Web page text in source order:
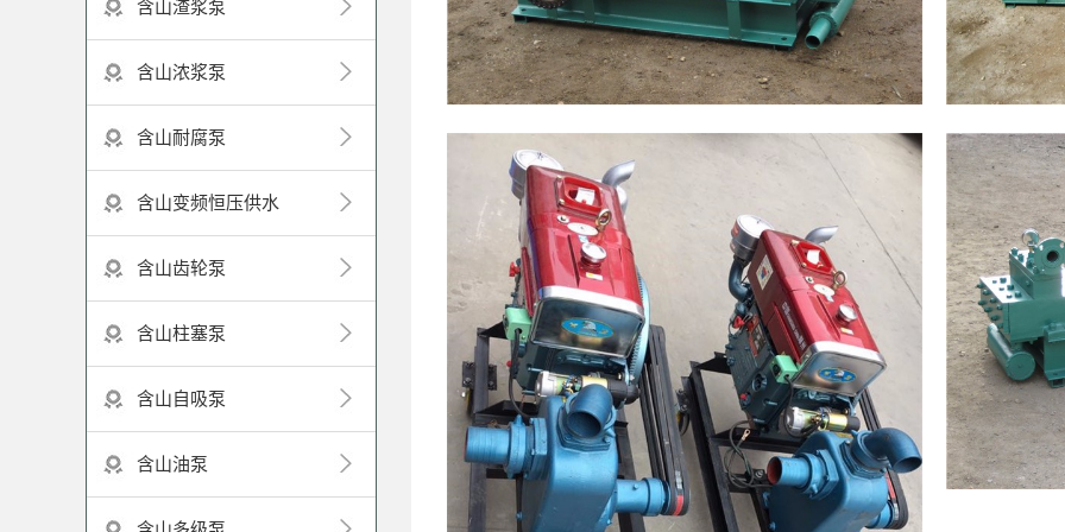
含山渣浆泵
含山浓浆泵
含山耐腐泵
含山变频恒压供水
含山齿轮泵
含山柱塞泵
含山自吸泵
含山油泵